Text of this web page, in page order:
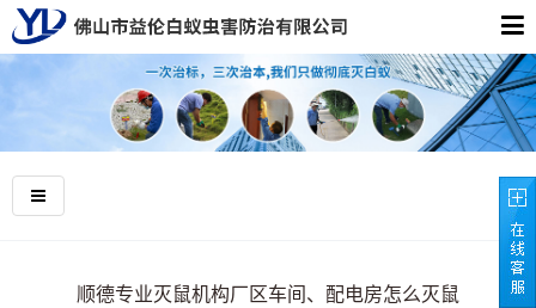
顺德专业灭鼠机构厂区车间、配电房怎么灭鼠